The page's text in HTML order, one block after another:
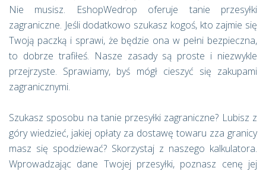
Nie musisz. EshopWedrop oferuje tanie przesyłki
zagraniczne. Jeśli dodatkowo szukasz kogoś, kto zajmie się
Twoją paczką i sprawi, że będzie ona w pełni bezpieczna,
to dobrze trafiłeś. Nasze zasady są proste i niezwykle
przejrzyste. Sprawiamy, byś mógł cieszyć się zakupami
zagranicznymi.
Szukasz sposobu na tanie przesyłki zagraniczne? Lubisz z
góry wiedzieć, jakiej opłaty za dostawę towaru zza granicy
masz się spodziewać? Skorzystaj z naszego kalkulatora.
Wprowadzając dane Twojej przesyłki, poznasz cenę jej